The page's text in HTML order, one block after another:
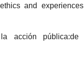
and
acción pública:de